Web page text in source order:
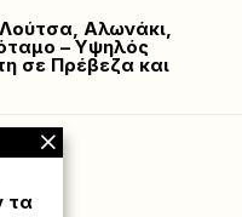
Αλωνάκι,
– Υψηλός
σε Πρέβεζα και
τα